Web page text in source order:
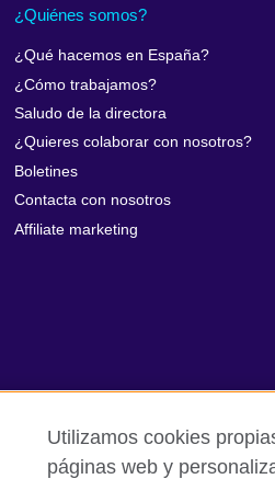
¿Quiénes somos?
¿Qué hacemos en España?
¿Cómo trabajamos?
Saludo de la directora
¿Quieres colaborar con nosotros?
Boletines
Contacta con nosotros
Affiliate marketing
British Council Global Privacidad
Utilizamos cookies
páginas web y